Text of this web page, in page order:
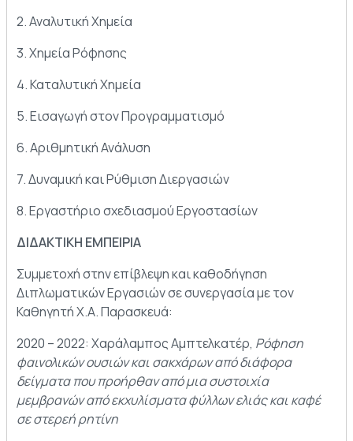
2. Αναλυτική Χημεία
3. Χημεία Ρόφησης
4. Καταλυτική Χημεία
5. Εισαγωγή στον Προγραμματισμό
6. Αριθμητική Ανάλυση
7. Δυναμική και Ρύθμιση Διεργασιών
8. Εργαστήριο σχεδιασμού Εργοστασίων
ΔIΔAKTIKH ΕΜΠEIPΙA
Συμμετοχή στην επίβλεψη και καθοδήγηση
Διπλωματικών Εργασιών σε συνεργασία με τον
Καθηγητή Χ.Α. Παρασκευά:
2020 – 2022: Χαράλαμπος Αμπτελκατέρ, Ρόφηση
φαινολικών ουσιών και σακχάρων από διάφορα
δείγματα που προήρθαν από μια συστοιχία
μεμβρανών από εκχυλίσματα φύλλων ελιάς και καφέ
σε στερεή ρητίνη